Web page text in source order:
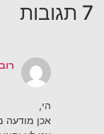
7 תגובות
הי,
אכן מודעה